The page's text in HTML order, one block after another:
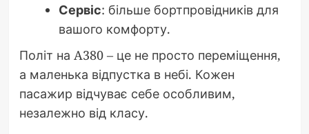
Сервіс: більше бортпровідників для
вашого комфорту.
Політ на A380 – це не просто переміщення,
а маленька відпустка в небі. Кожен
пасажир відчуває себе особливим,
незалежно від класу.